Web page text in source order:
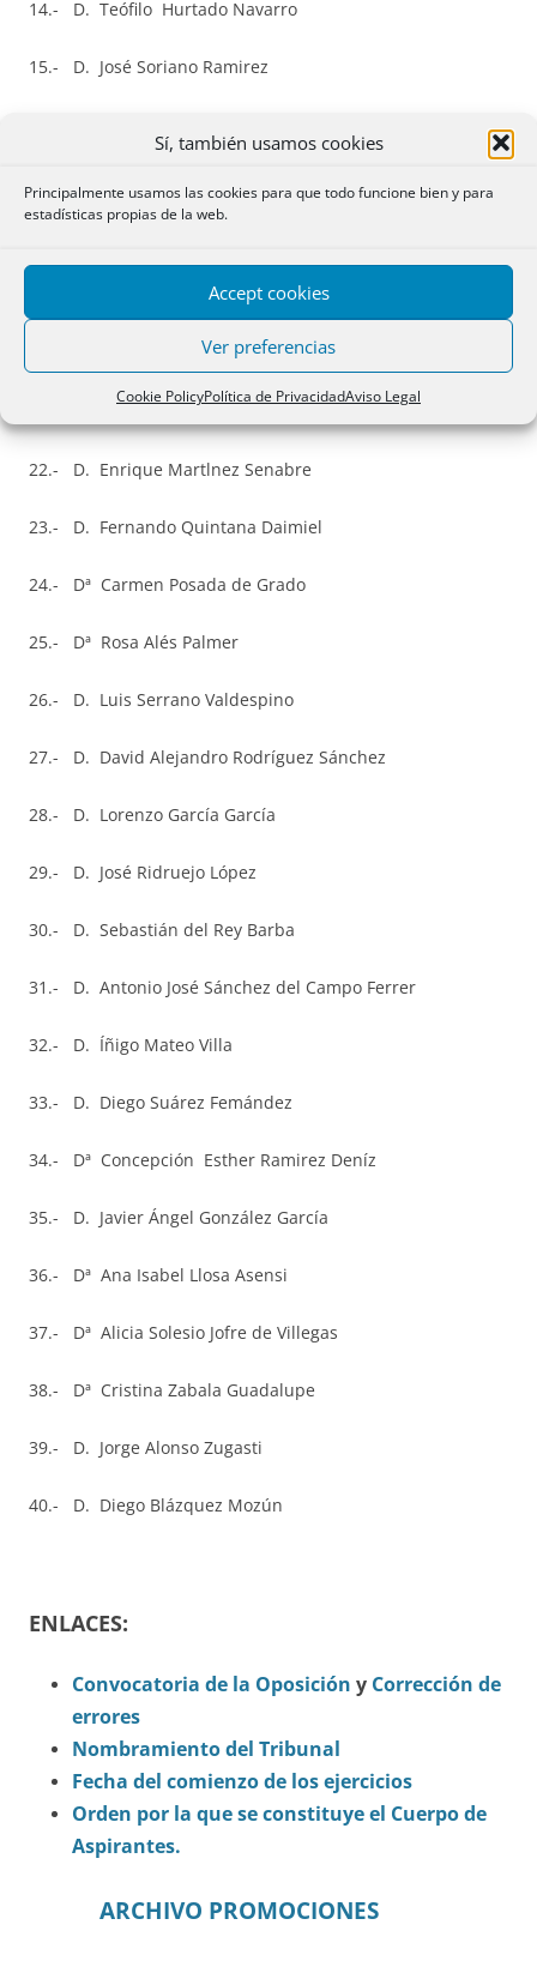
Sí, también usamos cookies
Principalmente usamos las cookies para que todo funcione bien y para
estadísticas propias de la web.
Accept cookies
Ver preferencias
Cookie PolicyPolítica de PrivacidadAviso Legal
14.- D. Teófilo Hurtado Navarro
15.- D. José Soriano Ramirez
17.- Dª Blanca María Gimeno Quintana
19.- Dª María Dolores de Paz Sánchez
20.- Dª María Sonsoles Montero García-Siso
21.- Dª María Teresa López Ruiz
22.- D. Enrique Martlnez Senabre
23.- D. Fernando Quintana Daimiel
24.- Dª Carmen Posada de Grado
25.- Dª Rosa Alés Palmer
26.- D. Luis Serrano Valdespino
27.- D. David Alejandro Rodríguez Sánchez
28.- D. Lorenzo García García
29.- D. José Ridruejo López
30.- D. Sebastián del Rey Barba
31.- D. Antonio José Sánchez del Campo Ferrer
32.- D. Íñigo Mateo Villa
33.- D. Diego Suárez Femández
34.- Dª Concepción Esther Ramirez Deníz
35.- D. Javier Ángel González García
36.- Dª Ana Isabel Llosa Asensi
37.- Dª Alicia Solesio Jofre de Villegas
38.- Dª Cristina Zabala Guadalupe
39.- D. Jorge Alonso Zugasti
40.- D. Diego Blázquez Mozún
ENLACES:
Convocatoria de la Oposición y Corrección de
errores
Nombramiento del Tribunal
Fecha del comienzo de los ejercicios
Orden por la que se constituye el Cuerpo de
Aspirantes.
ARCHIVO PROMOCIONES